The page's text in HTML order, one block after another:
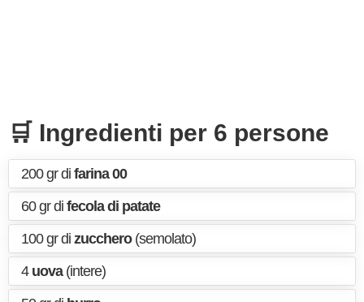
🛒 Ingredienti per 6 persone
200 gr di farina 00
60 gr di fecola di patate
100 gr di zucchero(semolato)
4 uova(intere)